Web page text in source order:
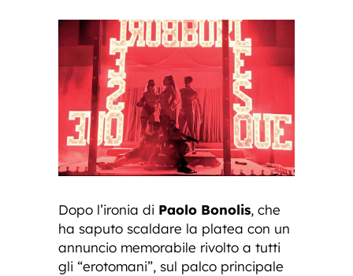
Dopo l’ironia di Paolo Bonolis, che
ha saputo scaldare la platea con un
annuncio memorabile rivolto a tutti
gli “erotomani”, sul palco principale